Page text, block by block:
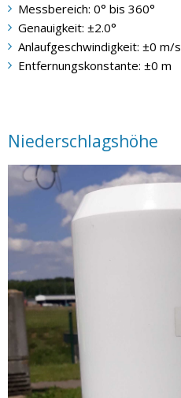
Messbereich: 0° bis 360°
Genauigkeit: ±2.0°
Anlaufgeschwindigkeit: ±0 m/s
Entfernungskonstante: ±0 m
Niederschlagshöhe